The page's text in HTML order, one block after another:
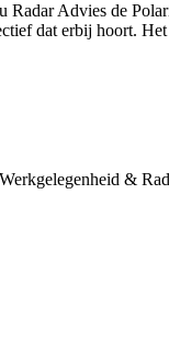
Advies de
dat erbij hoort.
&